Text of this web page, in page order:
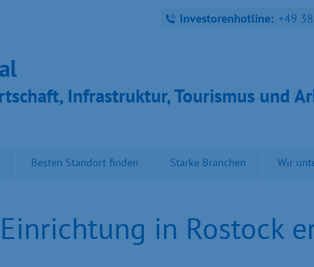
Investorenhotline: +49
Infra­struk­tur, Tou­ris­mus und
Besten Standort finden Starke Branchen Wir
in Rostock